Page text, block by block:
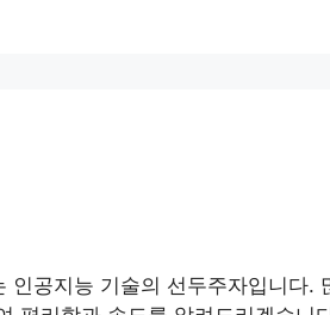
공지능 기술의 선두주자입니다.